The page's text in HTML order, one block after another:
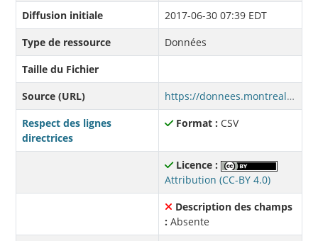
Diffusion initiale
2017-06-30 07:39 EDT
Type de ressource
Données
Taille du Fichier
Source (URL)
https://donnees.montreal.ca/fr/dataset/d70dd655-5359-43a1-a338-24c45c4cd259/resource/1ab48513-c967-4005-b796-329290d0af59/download/mars-2017.csv
Respect des lignes
directrices
Format : CSV
Licence :
Attribution (CC-BY 4.0)
Description des champs
: Absente